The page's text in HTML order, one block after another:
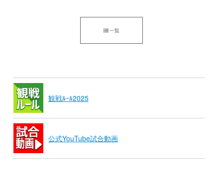
一覧
観戦ﾙｰﾙ2025
公式YouTube試合動画